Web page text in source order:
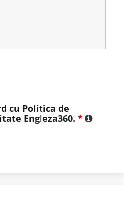
cu Politica de
Engleza360. *